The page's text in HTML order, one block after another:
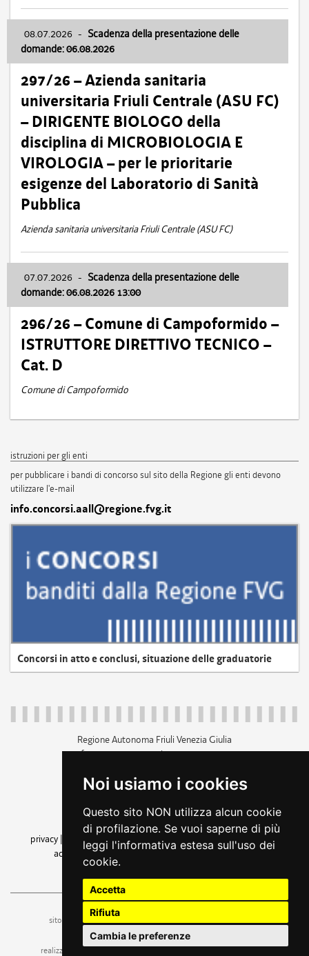
Noi usiamo i cookies
Questo sito NON utilizza alcun cookie
di profilazione. Se vuoi saperne di più
leggi l'informativa estesa sull'uso dei
cookie.
Accetta
Rifiuta
Cambia le preferenze
08.07.2026 - Scadenza della presentazione delle
domande: 06.08.2026
297/26 – Azienda sanitaria
universitaria Friuli Centrale (ASU FC)
– DIRIGENTE BIOLOGO della
disciplina di MICROBIOLOGIA E
VIROLOGIA – per le prioritarie
esigenze del Laboratorio di Sanità
Pubblica
Azienda sanitaria universitaria Friuli Centrale (ASU FC)
07.07.2026 - Scadenza della presentazione delle
domande: 06.08.2026 13:00
296/26 – Comune di Campoformido –
ISTRUTTORE DIRETTIVO TECNICO –
Cat. D
Comune di Campoformido
istruzioni per gli enti
per pubblicare i bandi di concorso sul sito della Regione gli enti devono
utilizzare l'e-mail
info.concorsi.aall@regione.fvg.it
Concorsi in atto e conclusi, situazione delle graduatorie
Regione Autonoma Friuli Venezia Giulia
c.f. 80014930327; p.iva 00526040324
+39 040 3771111
amministrazione trasparente
privacy
cookie |note legali accessibilità
dichiarazione di
accessibilità| feedback
cambio preferenze cookie
sito a cura dell'ufficio stampa e comunicazione
realizzazione